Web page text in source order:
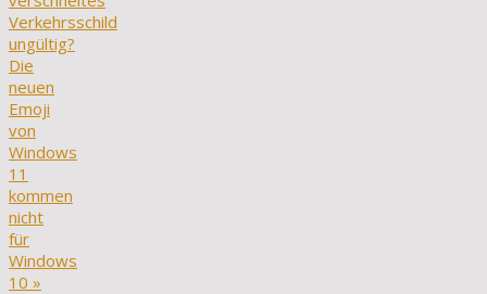
Verkehrsschild
ungültig?
Die
neuen
Emoji
von
Windows
11
kommen
nicht
für
Windows
10 »